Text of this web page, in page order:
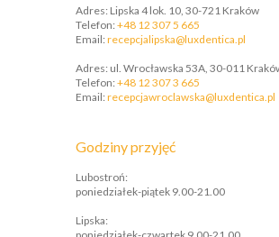
Adres: Lipska 4 lok. 10, 30-721 Kraków
Telefon: +48 12 307 5 665
​Email: recepcjalipska@luxdentica.pl
Adres: ul. Wrocławska 53A, 30-011
Telefon: +48 12 307 3 665
​Email: recepcjawroclawska@luxdentica.pl
Godziny przyjęć
Lubostroń:
poniedziałek-piątek 9.00-21.00
Lipska: